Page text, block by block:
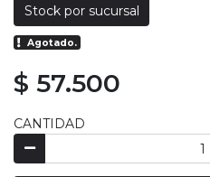
Stock por sucursal
Agotado.
$ 57.500
CANTIDAD